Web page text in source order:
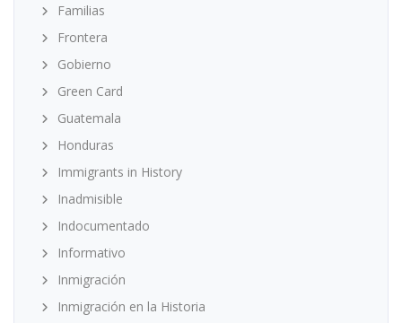
Familias
Frontera
Gobierno
Green Card
Guatemala
Honduras
Immigrants in History
Inadmisible
Indocumentado
Informativo
Inmigración
Inmigración en la Historia